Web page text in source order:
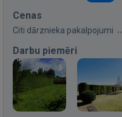
Cenas
Citi dārznieka pakalpojumi
Darbu piemēri